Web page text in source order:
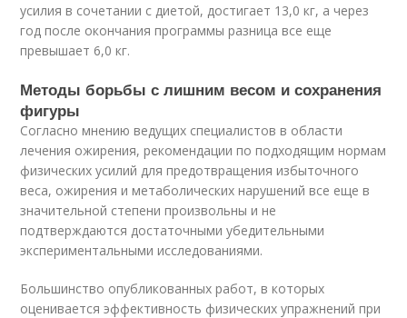
усилия в сочетании с диетой, достигает 13,0 кг, а через
год после окончания программы разница все еще
превышает 6,0 кг.
Методы борьбы с лишним весом и сохранения
фигуры
Согласно мнению ведущих специалистов в области
лечения ожирения, рекомендации по подходящим нормам
физических усилий для предотвращения избыточного
веса, ожирения и метаболических нарушений все еще в
значительной степени произвольны и не
подтверждаются достаточными убедительными
экспериментальными исследованиями.
Большинство опубликованных работ, в которых
оценивается эффективность физических упражнений при